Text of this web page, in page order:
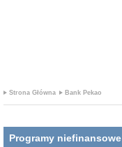
Strona Główna Bank Pekao
Programy niefinansowe